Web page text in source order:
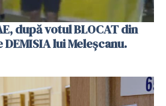
după votul BLOCAT din
lui Meleșcanu.